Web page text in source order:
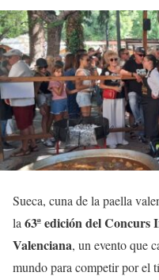
Sueca, cuna de la paella
la 63ª edición del Concurs
Valenciana, un evento que
mundo para competir por el